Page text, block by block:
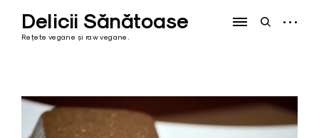
contentDelicii Sănătoase
Rețete vegane și raw vegane.
openopen